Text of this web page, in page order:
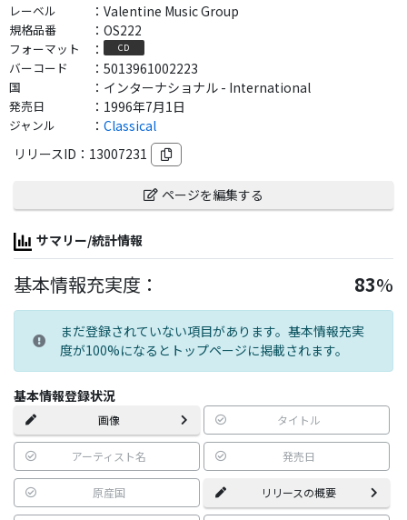
レーベル ： Valentine Music Group
規格品番 ： OS222
フォーマット ： CD
バーコード ： 5013961002223
国 ： インターナショナル - International
発売日 ： 1996年7月1日
ジャンル ： Classical
リリースID： 13007231
ページを編集する
サマリー/統計情報
基本情報充実度： 83%
まだ登録されていない項目があります。基本情報充実
度が100%になるとトップページに掲載されます。
基本情報登録状況
画像 タイトル
アーティスト名 発売日
原産国 リリースの概要